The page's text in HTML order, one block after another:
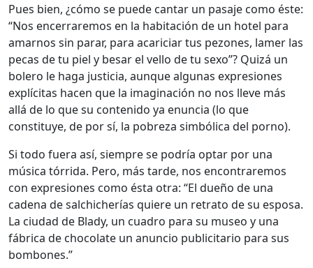
Pues bien, ¿cómo se puede cantar un pasaje como éste:
“Nos encerraremos en la habitación de un hotel para
amarnos sin parar, para acariciar tus pezones, lamer las
pecas de tu piel y besar el vello de tu sexo”? Quizá un
bolero le haga justicia, aunque algunas expresiones
explícitas hacen que la imaginación no nos lleve más
allá de lo que su contenido ya enuncia (lo que
constituye, de por sí, la pobreza simbólica del porno).
Si todo fuera así, siempre se podría optar por una
música tórrida. Pero, más tarde, nos encontraremos
con expresiones como ésta otra: “El dueño de una
cadena de salchicherías quiere un retrato de su esposa.
La ciudad de Blady, un cuadro para su museo y una
fábrica de chocolate un anuncio publicitario para sus
bombones.”